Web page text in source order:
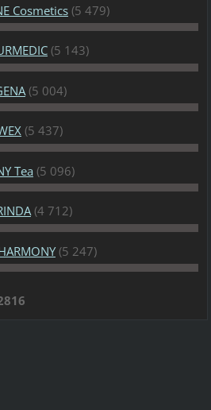
Cosmetics (5 479)
(5 143)
(5 004)
(5 437)
Tea (5 096)
(4 712)
(5 247)